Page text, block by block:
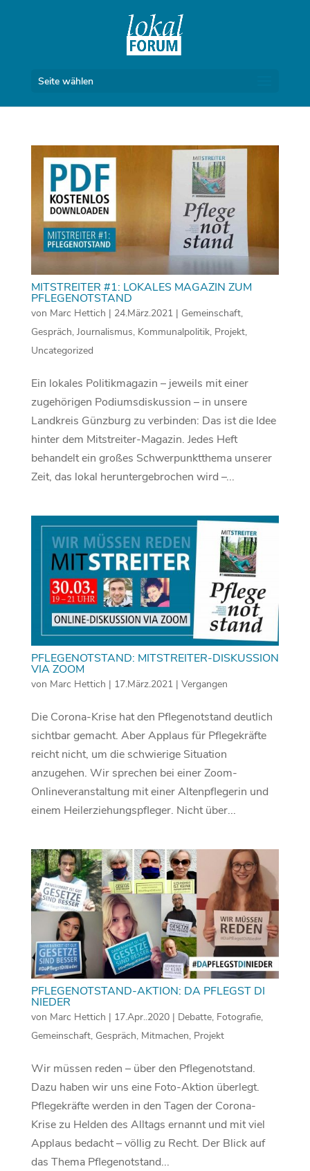
Seite wählen
MITSTREITER #1: LOKALES MAGAZIN ZUM
PFLEGENOTSTAND
von Marc Hettich | 24.März.2021| Gemeinschaft,
Gespräch, Journalismus, Kommunalpolitik, Projekt,
Uncategorized
Ein lokales Politikmagazin – jeweils mit einer
zugehörigen Podiumsdiskussion – in unsere
Landkreis Günzburg zu verbinden: Das ist die Idee
hinter dem Mitstreiter-Magazin. Jedes Heft
behandelt ein großes Schwerpunktthema unserer
Zeit, das lokal heruntergebrochen wird –...
PFLEGENOTSTAND: MITSTREITER-DISKUSSION
VIA ZOOM
von Marc Hettich | 17.März.2021| Vergangen
Die Corona-Krise hat den Pflegenotstand deutlich
sichtbar gemacht. Aber Applaus für Pflegekräfte
reicht nicht, um die schwierige Situation
anzugehen. Wir sprechen bei einer Zoom-
Onlineveranstaltung mit einer Altenpflegerin und
einem Heilerziehungspfleger. Nicht über...
PFLEGENOTSTAND-AKTION: DA PFLEGST DI
NIEDER
von Marc Hettich | 17.Apr..2020| Debatte, Fotografie,
Gemeinschaft, Gespräch, Mitmachen, Projekt
Wir müssen reden – über den Pflegenotstand.
Dazu haben wir uns eine Foto-Aktion überlegt.
Pflegekräfte werden in den Tagen der Corona-
Krise zu Helden des Alltags ernannt und mit viel
Applaus bedacht – völlig zu Recht. Der Blick auf
das Thema Pflegenotstand...